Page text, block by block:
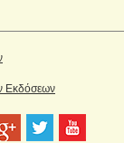
Εκδόσεων